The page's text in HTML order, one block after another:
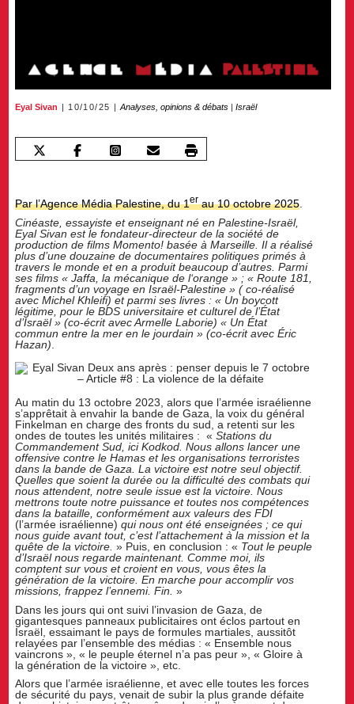
Eyal Sivan 10/10/25 Analyses, opinions & débats |Israël
Par l’Agence Média Palestine, du 1erau 10 octobre 2025
Cinéaste, essayiste et enseignant né en Palestine-Israël,
Eyal Sivan est le fondateur-directeur de la société de
production de films Momento! basée à Marseille. Il a réalisé
plus d’une douzaine de documentaires politiques primés à
travers le monde et en a produit beaucoup d’autres. Parmi
ses films « Jaffa, la mécanique de l‘orange » ; « Route 181,
fragments d’un voyage en Israël-Palestine » ( co-réalisé
avec Michel Khleifi) et parmi ses livres : « Un boycott
légitime, pour le BDS universitaire et culturel de l’État
d’Israël » (co-écrit avec Armelle Laborie) « Un État
commun entre la mer en le jourdain » (co-écrit avec Éric
Hazan)
Au matin du 13 octobre 2023, alors que l’armée israélienne
s’apprêtait à envahir la bande de Gaza, la voix du général
Finkelman en charge des fronts du sud, a retenti sur les
ondes de toutes les unités militaires : «Stations du
Commandement Sud, ici Kodkod. Nous allons lancer une
offensive contre le Hamas et les organisations terroristes
dans la bande de Gaza. La victoire est notre seul objectif.
Quelles que soient la durée ou la difficulté des combats qui
nous attendent, notre seule issue est la victoire. Nous
mettrons toute notre puissance et toutes nos compétences
dans la bataille, conformément aux valeurs des FDI
(l’armée israélienne) qui nous ont été enseignées ; ce qui
nous guide avant tout, c’est l’attachement à la mission et la
quête de la victoire. » Puis, en conclusion : « Tout le peuple
d’Israël nous regarde maintenant. Comme moi, ils
comptent sur vous et croient en vous, vous êtes la
génération de la victoire. En marche pour accomplir vos
missions, frappez l’ennemi. Fin.»
Dans les jours qui ont suivi l’invasion de Gaza, de
gigantesques panneaux publicitaires ont éclos partout en
Israël, essaimant le pays de formules martiales, aussitôt
relayées par l’ensemble des médias : « Ensemble nous
vaincrons », « le peuple éternel n’a pas peur », « Gloire à
la génération de la victoire », etc.
Alors que l’armée israélienne, et avec elle toutes les forces
de sécurité du pays, venait de subir la plus grande défaite